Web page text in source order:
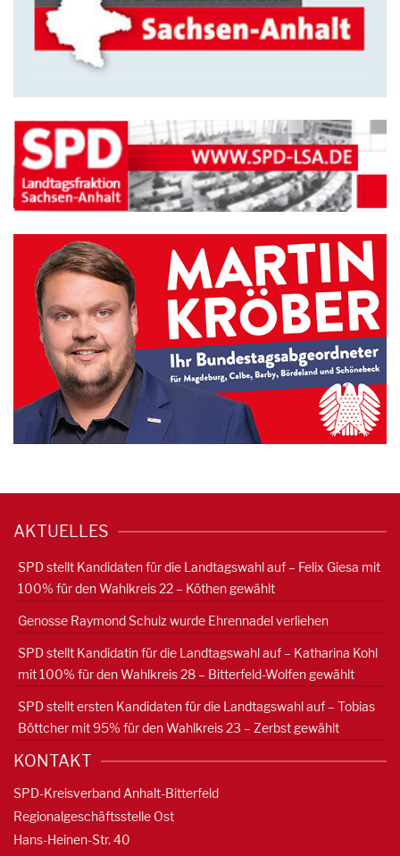
AKTUELLES
SPD stellt Kandidaten für die Landtagswahl auf – Felix Giesa mit
100% für den Wahlkreis 22 – Köthen gewählt
Genosse Raymond Schulz wurde Ehrennadel verliehen
SPD stellt Kandidatin für die Landtagswahl auf – Katharina Kohl
mit 100% für den Wahlkreis 28 – Bitterfeld-Wolfen gewählt
SPD stellt ersten Kandidaten für die Landtagswahl auf – Tobias
Böttcher mit 95% für den Wahlkreis 23 – Zerbst gewählt
KONTAKT
SPD-Kreisverband Anhalt-Bitterfeld
Regionalgeschäftsstelle Ost
Hans-Heinen-Str. 40